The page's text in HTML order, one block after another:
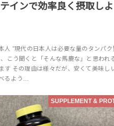
インで効率良く摂取しよ
人 ”現代の日本人は必要な量のタンパク
こう聞くと「そんな馬鹿な」と思われ
す その理由は様々だが、安くて美味し
るよう…
SUPPLEMENT &